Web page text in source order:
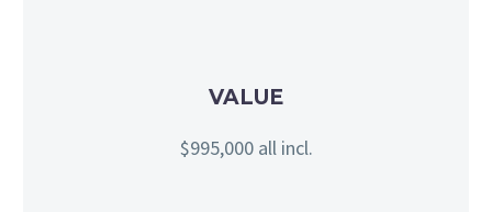
VALUE
$995,000 all incl.